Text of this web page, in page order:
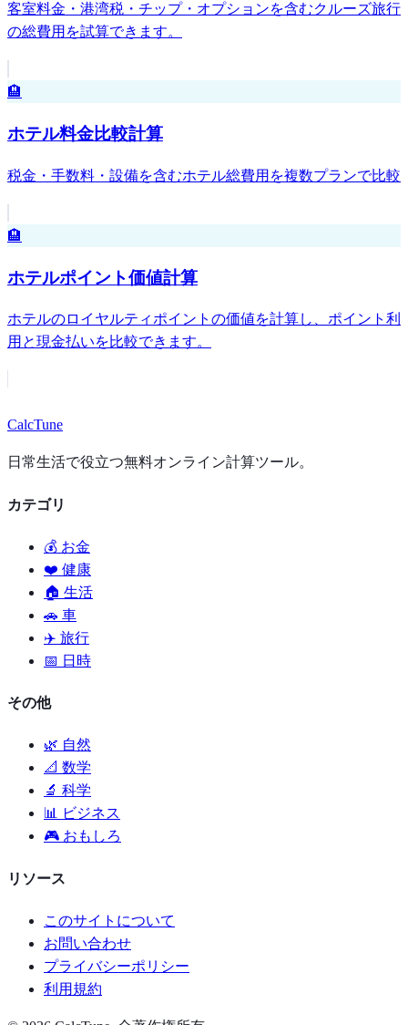
客室料金・港湾税・チップ・オプションを含むクルーズ旅行
の総費用を試算できます。
🏨
ホテル料金比較計算
税金・手数料・設備を含むホテル総費用を複数プランで比較
🏨
ホテルポイント価値計算
ホテルのロイヤルティポイントの価値を計算し、ポイント利
用と現金払いを比較できます。
CalcTune
日常生活で役立つ無料オンライン計算ツール。
カテゴリ
💰 お金
❤️ 健康
🏠 生活
🚗 車
✈️ 旅行
📅 日時
その他
🌿 自然
📐 数学
🔬 科学
📊 ビジネス
🎮 おもしろ
リソース
このサイトについて
お問い合わせ
プライバシーポリシー
利用規約